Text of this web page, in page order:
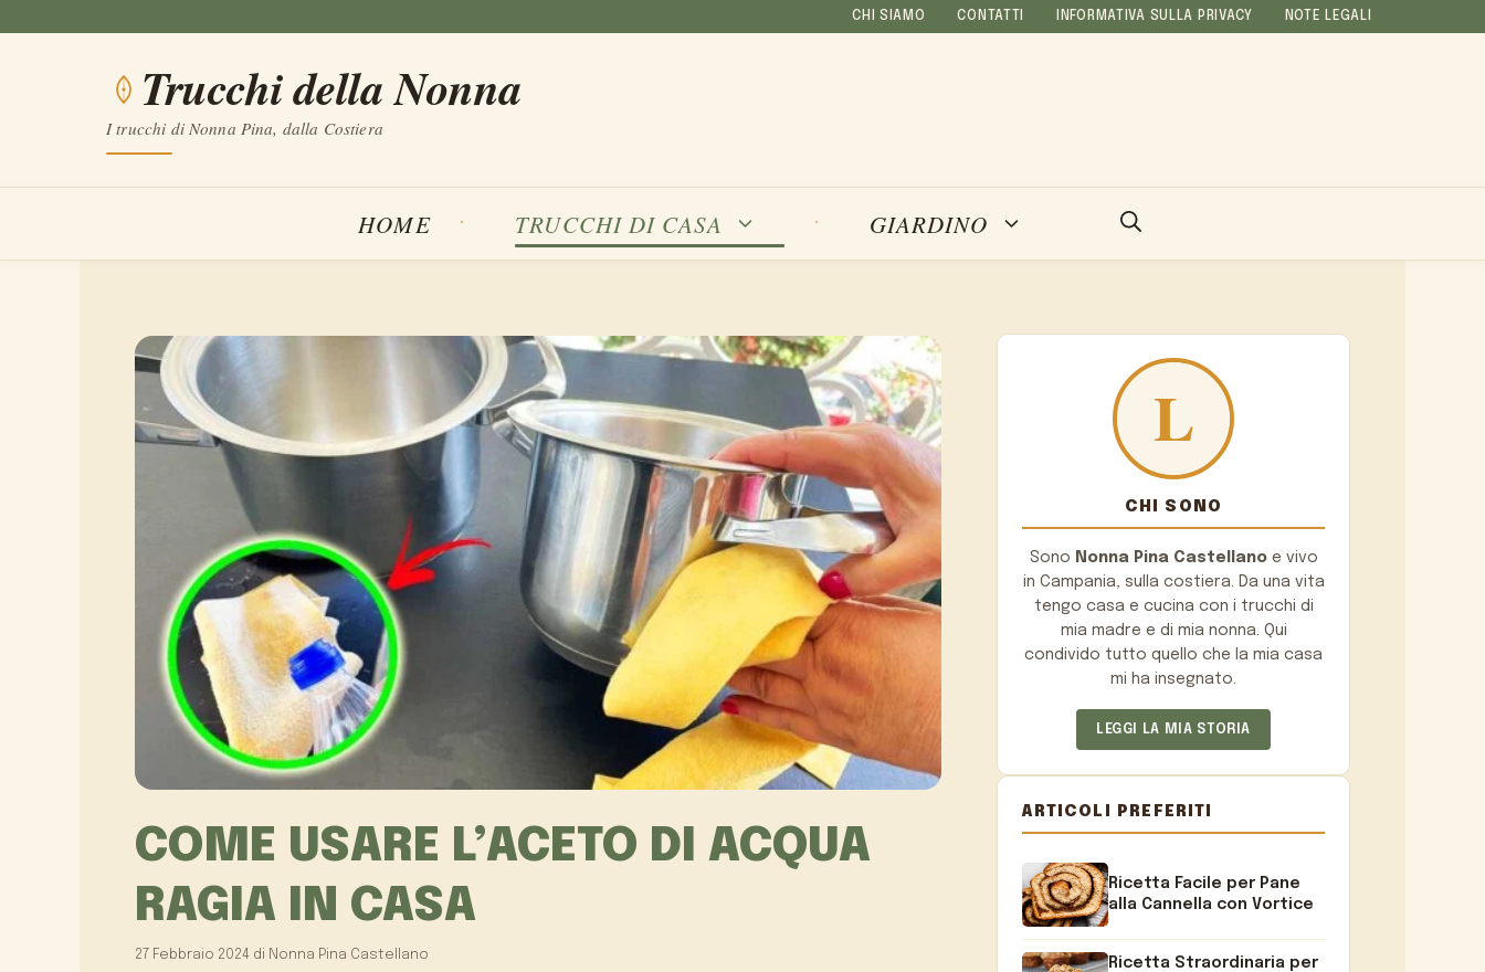
contenuto
CHI SIAMO CONTATTI INFORMATIVA SULLA PRIVACY NOTE LEGALI
Trucchi della Nonna
I trucchi di Nonna Pina, dalla Costiera
HOME TRUCCHI DI CASA GIARDINO
COME USARE L’ACETO DI ACQUA
RAGIA IN CASA
27 Febbraio 2024 di Nonna Pina Castellano
CHI SONO
Sono Nonna Pina Castellanoe vivo
in Campania, sulla costiera. Da una vita
tengo casa e cucina con i trucchi di
mia madre e di mia nonna. Qui
condivido tutto quello che la mia casa
mi ha insegnato.
LEGGI LA MIA STORIA
ARTICOLI PREFERITI
Ricetta Facile per Pane
alla Cannella con Vortice
Ricetta Straordinaria per